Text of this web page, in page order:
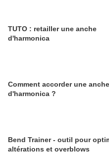
TUTO : retailler une anche
d'harmonica
Comment accorder une anche
d'harmonica ?
Bend Trainer - outil pour
altérations et overblows